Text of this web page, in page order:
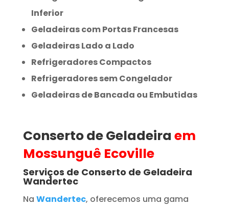
Inferior
Geladeiras com Portas Francesas
Geladeiras Lado a Lado
Refrigeradores Compactos
Refrigeradores sem Congelador
Geladeiras de Bancada ou Embutidas
Conserto de Geladeira em
Mossunguê Ecoville
Serviços de Conserto de Geladeira
Wandertec
Na Wandertec, oferecemos uma gama